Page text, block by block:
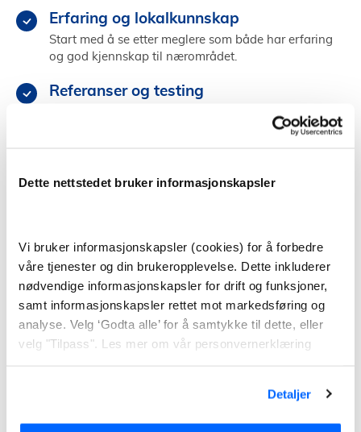
Dette nettstedet bruker informasjonskapsler
Vi bruker informasjonskapsler (cookies) for å forbedre
våre tjenester og din brukeropplevelse. Dette inkluderer
nødvendige informasjonskapsler for drift og funksjoner,
samt informasjonskapsler rettet mot markedsføring og
analyse. Velg ‘Godta alle’ for å samtykke til dette, eller
velg "Tilpass". Les mer om vår personvernerklæring
Detaljer
Erfaring og lokalkunnskap
Start med å se etter meglere som både har erfaring
og god kjennskap til nærområdet.
Referanser og testing
Velg en megler som du kommuniserer godt med og
Finn megler i Siljan
Å selge bolig selv